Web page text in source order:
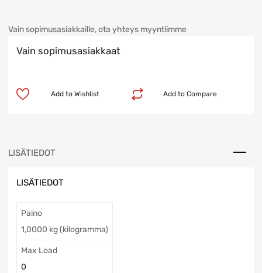
Vain sopimusasiakkaille, ota yhteys myyntiimme
Vain sopimusasiakkaat
Add to Compare
Add to Wishlist
LISÄTIEDOT
LISÄTIEDOT
Paino
1,0000 kg (kilogramma)
Max Load
0